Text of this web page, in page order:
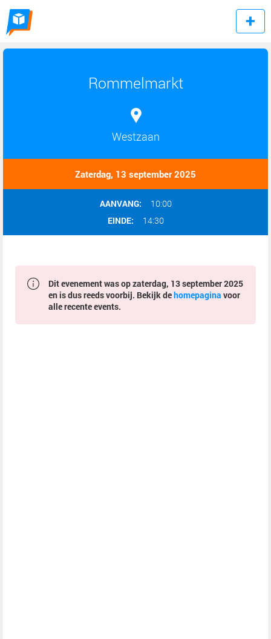
Rommelmarkt
Westzaan
Zaterdag, 13 september 2025
AANVANG:
10:00
EINDE:
14:30
Dit evenement was op zaterdag, 13 september 2025
en is dus reeds voorbij. Bekijk dehomepagina voor
alle recente events.